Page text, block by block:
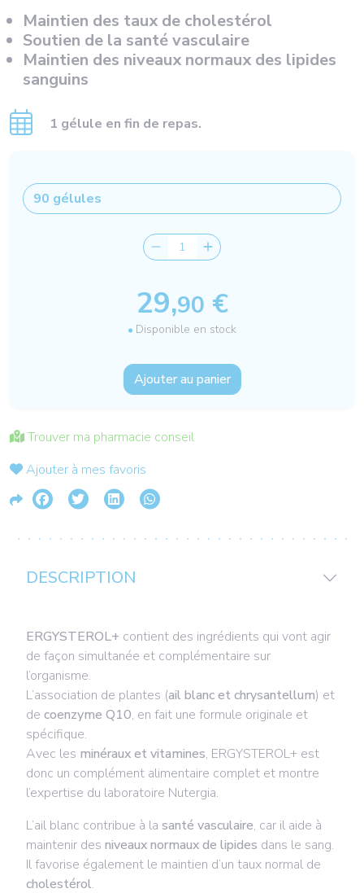
Maintien des taux de cholestérol
Soutien de la santé vasculaire
Maintien des niveaux normaux des lipides
sanguins
1 gélule en fin de repas.
29,90 €
Disponible en stock
Ajouter au panier
Trouver ma pharmacie conseil
Ajouter à mes favoris
DESCRIPTION
ERGYSTEROL+ contient des ingrédients qui vont agir
de façon simultanée et complémentaire sur
l’organisme.
L’association de plantes (ail blanc et chrysantellum) et
de coenzyme Q10, en fait une formule originale et
spécifique.
Avec les minéraux et vitamines, ERGYSTEROL+ est
donc un complément alimentaire complet et montre
l’expertise du laboratoire Nutergia.
L’ail blanc contribue à la santé vasculaire, car il aide à
maintenir des niveaux normaux de lipides dans le sang.
Il favorise également le maintien d’un taux normal de
cholestérol.